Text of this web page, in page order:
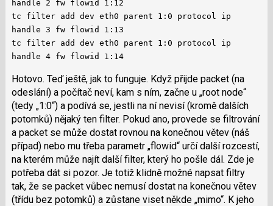
handle 2 fw flowid 1:12
tc filter add dev eth0 parent 1:0 protocol ip
handle 3 fw flowid 1:13
tc filter add dev eth0 parent 1:0 protocol ip
handle 4 fw flowid 1:14
Hotovo. Teď ještě, jak to funguje. Když přijde packet (na
odeslání) a počítač neví, kam s ním, začne u „root node“
(tedy „1:0“) a podívá se, jestli na ní nevisí (kromě dalších
potomků) nějaký ten filter. Pokud ano, provede se filtrování
a packet se může dostat rovnou na konečnou větev (náš
případ) nebo mu třeba parametr „flowid“ určí další rozcestí,
na kterém může najít další filter, který ho pošle dál. Zde je
potřeba dát si pozor. Je totiž klidně možné napsat filtry
tak, že se packet vůbec nemusí dostat na konečnou větev
(třídu bez potomků) a zůstane viset někde „mimo“. K jeho